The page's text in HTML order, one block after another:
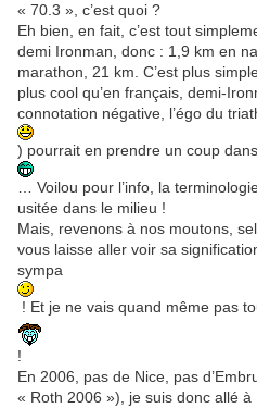
« 70.3 », c’est quoi ?
Eh bien, en fait, c’est tout
demi Ironman, donc : 1,9 km en
marathon, 21 km. C’est plus
plus cool qu’en français, demi-
connotation négative, l’égo du
) pourrait en prendre un coup
… Voilou pour l’info, la
usitée dans le milieu !
Mais, revenons à nos moutons,
vous laisse aller voir sa
sympa
! Et je ne vais quand même pas
!
En 2006, pas de Nice, pas
« Roth 2006 »), je suis donc allé